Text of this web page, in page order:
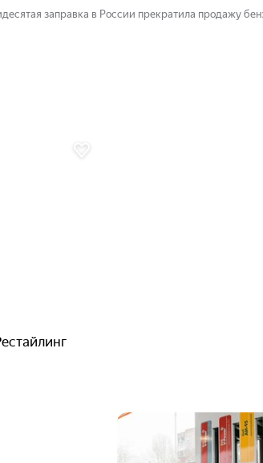
заправка в России прекратила продажу